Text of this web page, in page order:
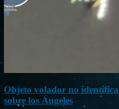
Objeto volador no
sobre los Ángeles